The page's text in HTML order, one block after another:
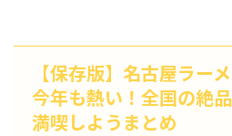
【保存版】名古屋ラー
今年も熱い！全国の絶
満喫しようまとめ